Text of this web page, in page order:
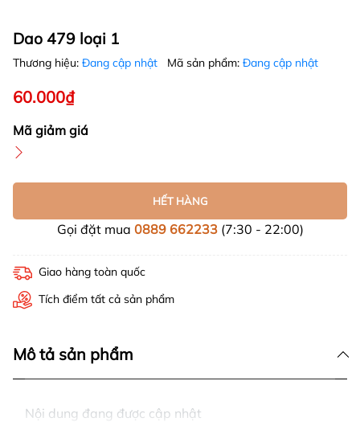
Dao 479 loại 1
Thương hiệu: Đang cập nhật Mã sản phẩm: Đang cập nhật
60.000₫
Mã giảm giá
HẾT HÀNG
Gọi đặt mua 0889 662233(7:30 - 22:00)
Giao hàng toàn quốc
Tích điểm tất cả sản phẩm
Mô tả sản phẩm
Nội dung đang được cập nhật